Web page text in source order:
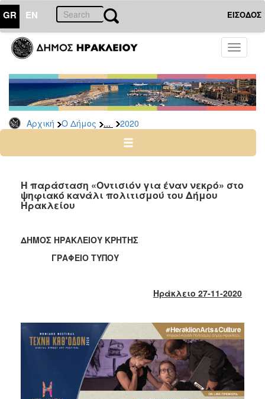
GR EN ΕΙΣΟΔΟΣ
Toggle
Αρχική Ο Δήμος ... 2020
ΔΗΜΟΣ
Δελτία
Τύπου
Αρχείο
2026
2024
2022
2021
2015
2013
2010
Η παράσταση «Οντισιόν για έναν νεκρό» στο
ψηφιακό κανάλι πολιτισμού του Δήμου
Ηρακλείου
ΔΗΜΟΣ ΗΡΑΚΛΕΙΟΥ ΚΡΗΤΗΣ
ΓΡΑΦΕΙΟ ΤΥΠΟΥ
Ηράκλειο 27-11-2020